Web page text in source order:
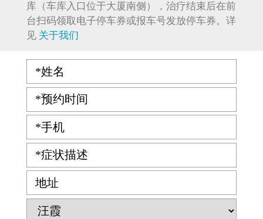
库（车库入口位于大厦南侧），治疗结束后在前
台扫码领取电子停车券或报车号发放停车券。详
见 关于我们
*姓名
*预约时间
*手机
*症状描述
地址